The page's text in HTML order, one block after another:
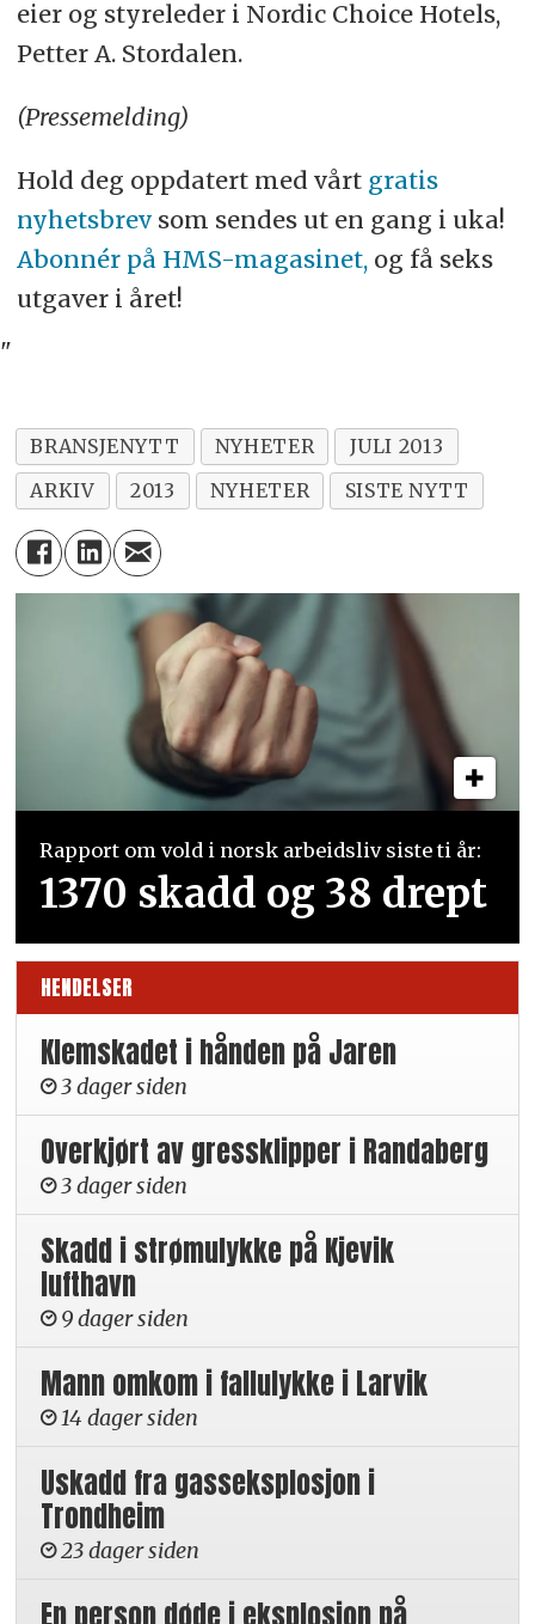
eier og styreleder i Nordic Choice Hotels,
Petter A. Stordalen.
(Pressemelding)
Hold deg oppdatert med vårt gratis
nyhetsbrevsom sendes ut en gang i uka!
Abonnér på HMS-magasinet,og få seks
utgaver i året!
"
BRANSJENYTT NYHETER
JULI 2013
ARKIV
2013 NYHETER SISTE NYTT
Rapport om vold i norsk arbeidsliv siste ti år:
1370 skadd og 38 drept
HENDELSER
Klemskadet i hånden på Jaren
3 dager siden
Overkjørt av gressklipper i Randaberg
3 dager siden
Skadd i strømulykke på Kjevik
lufthavn
9 dager siden
Mann omkom i fallulykke i Larvik
14 dager siden
Uskadd fra gasseksplosjon i
Trondheim
23 dager siden
En person døde i eksplosjon på